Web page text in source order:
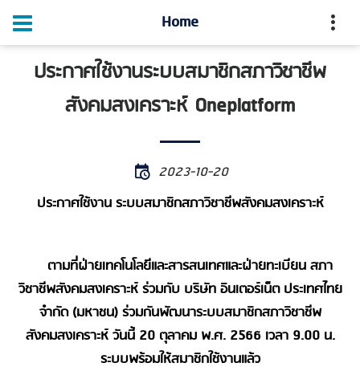
Home
ประกาศใช้งานระบบสมาชิกสภาวิชาชีพ
สังคมสงเคราะห์ Oneplatform
2023-10-20
ประกาศใช้งาน ระบบสมาชิกสภาวิชาชีพสังคมสงเคราะห์
ตามที่ฝ่ายเทคโนโลยีและสารสนเทศและฝ่ายทะเบียน สภา
วิชาชีพสังคมสงเคราะห์ ร่วมกับ บริษัท อินเตอร์เน็ต ประเทศไทย
จำกัด (มหาชน) ร่วมกันพัฒนาระบบสมาชิกสภาวิชาชีพ
สังคมสงเคราะห์ วันนี้ 20 ตุลาคม พ.ศ. 2566 เวลา 9.00 น.
ระบบพร้อมให้สมาชิกใช้งานแล้ว